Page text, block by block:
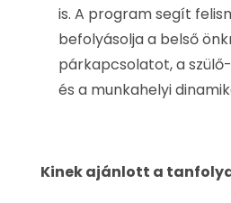
is. A program segít
befolyásolja a belső
párkapcsolatot, a
és a munkahelyi
Kinek ajánlott a